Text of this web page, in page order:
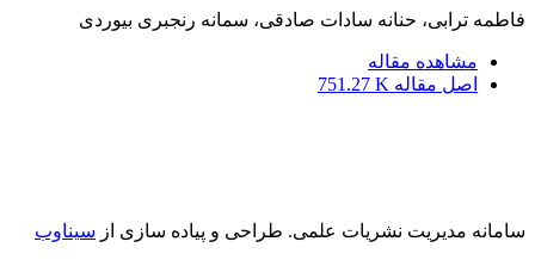
فاطمه ترابی، حنانه سادات صادقی، سمانه رنجبری بیوردی
مشاهده مقاله
اصل مقاله 751.27 K
سامانه مدیریت نشریات علمی. طراحی و پیاده سازی از سیناوب